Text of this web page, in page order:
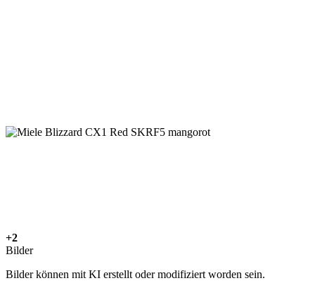
+2
Bilder
Bilder können mit KI erstellt oder modifiziert worden sein.